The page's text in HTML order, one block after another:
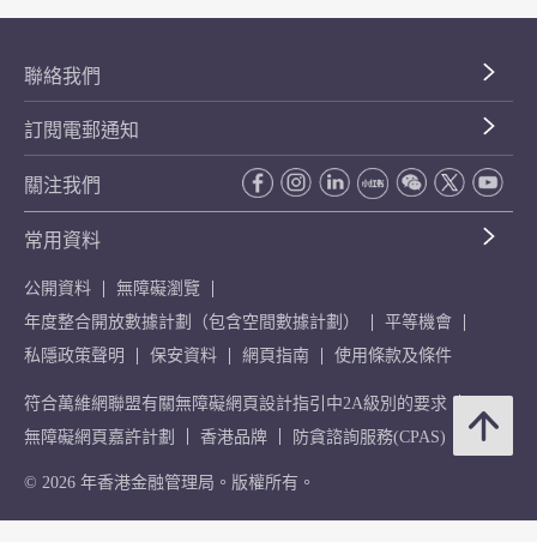
聯絡我們
訂閱電郵通知
關注我們
常用資料
公開資料
無障礙瀏覽
年度整合開放數據計劃（包含空間數據計劃）
平等機會
私隱政策聲明
保安資料 網頁指南 使用條款及條件
符合萬維網聯盟有關無障礙網頁設計指引中2A級別的要求
無障礙網頁嘉許計劃
香港品牌 防貪諮詢服務(CPAS)
© 2026 年香港金融管理局。版權所有。